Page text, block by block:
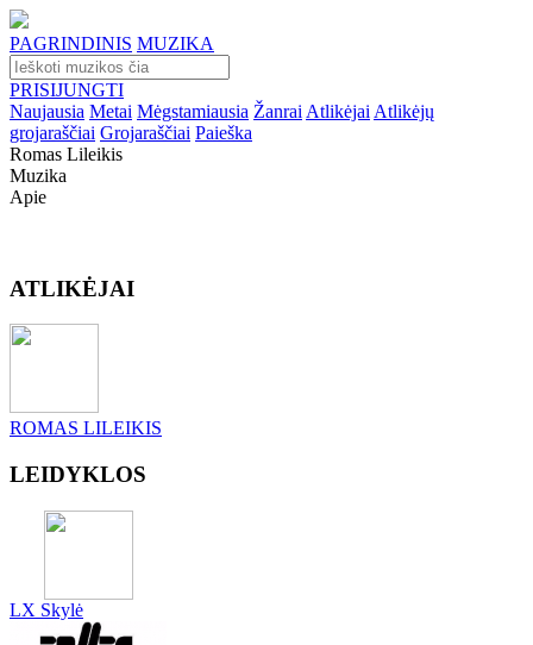
PAGRINDINIS MUZIKA
PRISIJUNGTI
Naujausia Metai Mėgstamiausia Žanrai Atlikėjai Atlikėjų
grojaraščiai Grojaraščiai Paieška
Romas Lileikis
Muzika
Apie
ATLIKĖJAI
ROMAS LILEIKIS
LEIDYKLOS
LX Skylė